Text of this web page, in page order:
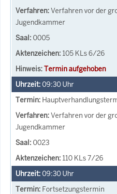
Verfahren vor der
Jugendkammer
0005
105 KLs 6/26
Termin aufgehoben
09:30 Uhr
Verfahren vor der
Jugendkammer
0023
110 KLs 7/26
09:30 Uhr
Fortsetzungstermin